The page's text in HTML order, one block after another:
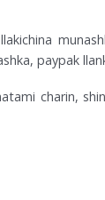
paypak
charin,